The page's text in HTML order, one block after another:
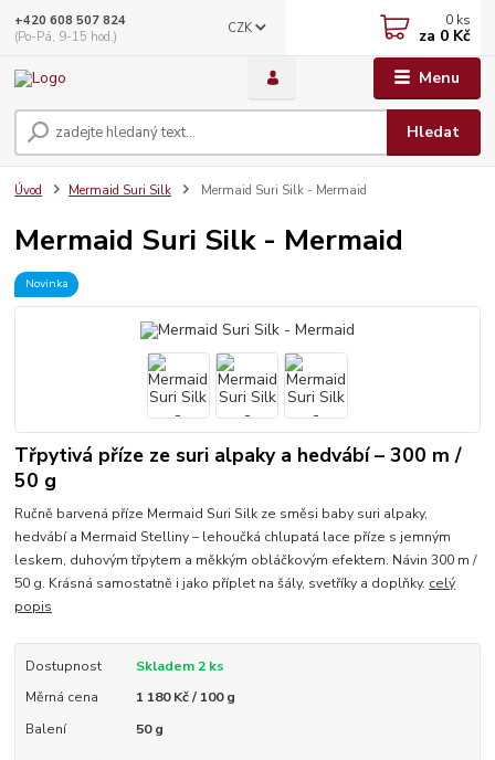
Menu
CZK
Hledat
+420 608 507 824
(Po-Pá, 9-15 hod.)
0 ks
za 0 Kč
Úvod Mermaid Suri Silk Mermaid Suri Silk - Mermaid
Mermaid Suri Silk - Mermaid
Novinka
Třpytivá příze ze suri alpaky a hedvábí – 300 m /
50 g
Ručně barvená příze Mermaid Suri Silk ze směsi baby suri alpaky,
hedvábí a Mermaid Stelliny – lehoučká chlupatá lace příze s jemným
leskem, duhovým třpytem a měkkým obláčkovým efektem. Návin 300 m /
50 g. Krásná samostatně i jako příplet na šály, svetříky a doplňky. celý
popis
Dostupnost
Skladem 2 ks
Měrná cena
1 180 Kč / 100 g
Balení
50 g